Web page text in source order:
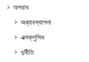
অপরাধ
অব্যাবস্থাপনা
এক্সক্লুসিভ
দুর্নীতি